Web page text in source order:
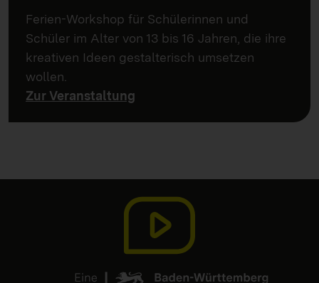
Ferien-Workshop für Schülerinnen und
Schüler im Alter von 13 bis 16 Jahren, die ihre
kreativen Ideen gestalterisch umsetzen
wollen.
Zur Veranstaltung